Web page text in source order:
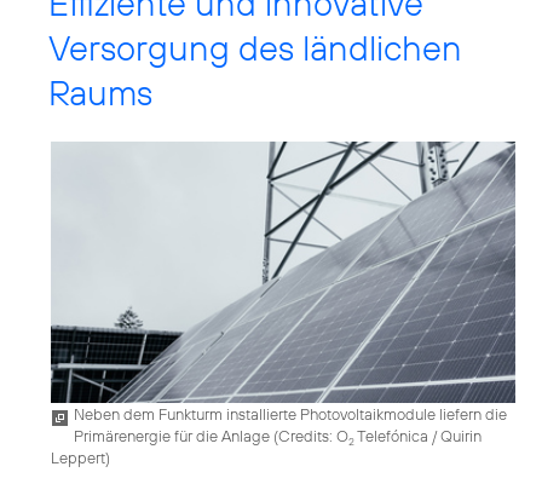
Versorgung des ländlichen
Raums
Neben dem Funkturm installierte Photovoltaikmodule liefern die
Primärenergie für die Anlage (Credits: O2Telefónica / Quirin
Leppert)